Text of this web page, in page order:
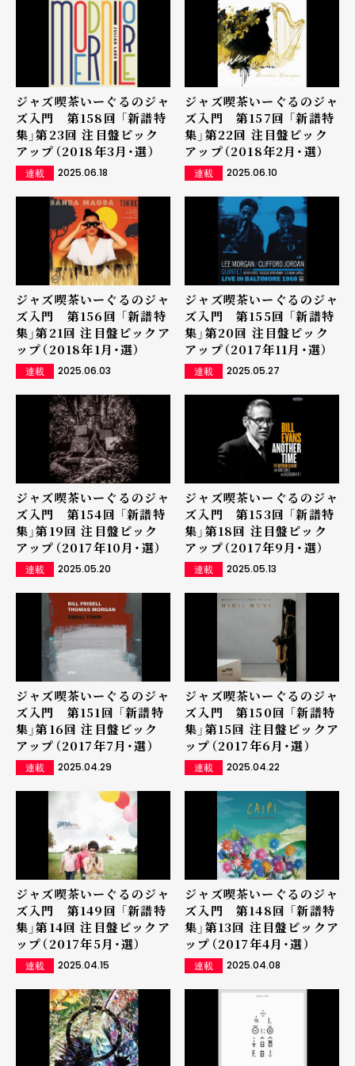
ジャズ喫茶いーぐるのジャ
ズ入門 第158回 「新譜特
集」第23回 注目盤ピック
アップ（2018年3月・選）
連載 2025.06.18
ジャズ喫茶いーぐるのジャ
ズ入門 第157回 「新譜特
集」第22回 注目盤ピック
アップ（2018年2月・選）
連載 2025.06.10
ジャズ喫茶いーぐるのジャ
ズ入門 第156回 「新譜特
集」第21回 注目盤ピックア
ップ（2018年1月・選）
連載 2025.06.03
ジャズ喫茶いーぐるのジャ
ズ入門 第155回 「新譜特
集」第20回 注目盤ピック
アップ（2017年11月・選）
連載 2025.05.27
ジャズ喫茶いーぐるのジャ
ズ入門 第154回 「新譜特
集」第19回 注目盤ピック
アップ（2017年10月・選）
連載 2025.05.20
ジャズ喫茶いーぐるのジャ
ズ入門 第153回 「新譜特
集」第18回 注目盤ピック
アップ（2017年9月・選）
連載 2025.05.13
ジャズ喫茶いーぐるのジャ
ズ入門 第151回 「新譜特
集」第16回 注目盤ピック
アップ（2017年7月・選）
連載 2025.04.29
ジャズ喫茶いーぐるのジャ
ズ入門 第150回 「新譜特
集」第15回 注目盤ピックア
ップ（2017年6月・選）
連載 2025.04.22
ジャズ喫茶いーぐるのジャ
ズ入門 第149回 「新譜特
集」第14回 注目盤ピックア
ップ（2017年5月・選）
連載 2025.04.15
ジャズ喫茶いーぐるのジャ
ズ入門 第148回 「新譜特
集」第13回 注目盤ピックア
ップ（2017年4月・選）
連載 2025.04.08